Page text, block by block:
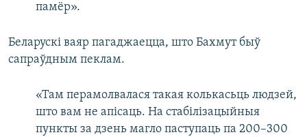
памёр».
Беларускі ваяр пагаджаецца, што Бахмут быў
сапраўдным пеклам.
«Там перамолвалася такая колькасьць людзей,
што вам не апісаць. На стабілізацыйныя
пункты за дзень магло паступаць па 200–300